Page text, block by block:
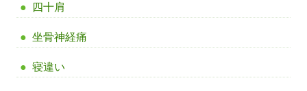
四十肩
坐骨神経痛
寝違い